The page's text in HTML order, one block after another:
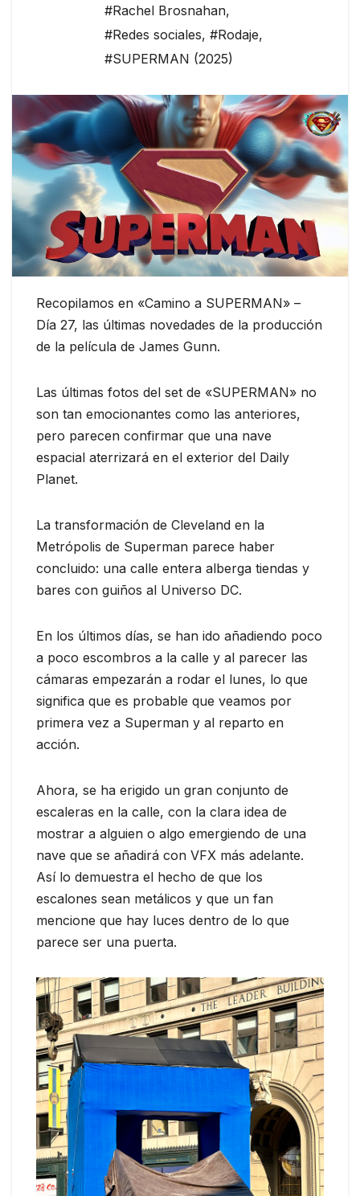
#Rachel Brosnahan,
#Redes sociales, #Rodaje,
#SUPERMAN (2025)
Recopilamos en «Camino a SUPERMAN» –
Día 27, las últimas novedades de la producción
de la película de James Gunn.
Las últimas fotos del set de «SUPERMAN» no
son tan emocionantes como las anteriores,
pero parecen confirmar que una nave
espacial aterrizará en el exterior del Daily
Planet.
La transformación de Cleveland en la
Metrópolis de Superman parece haber
concluido: una calle entera alberga tiendas y
bares con guiños al Universo DC.
En los últimos días, se han ido añadiendo poco
a poco escombros a la calle y al parecer las
cámaras empezarán a rodar el lunes, lo que
significa que es probable que veamos por
primera vez a Superman y al reparto en
acción.
Ahora, se ha erigido un gran conjunto de
escaleras en la calle, con la clara idea de
mostrar a alguien o algo emergiendo de una
nave que se añadirá con VFX más adelante.
Así lo demuestra el hecho de que los
escalones sean metálicos y que un fan
mencione que hay luces dentro de lo que
parece ser una puerta.